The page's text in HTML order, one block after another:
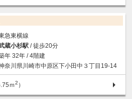
急東横線
蔵小杉駅/ 徒歩20分
年 32年 / 4階建
奈川県川崎市中原区下小田中３丁目19-14
ｍ2 ）